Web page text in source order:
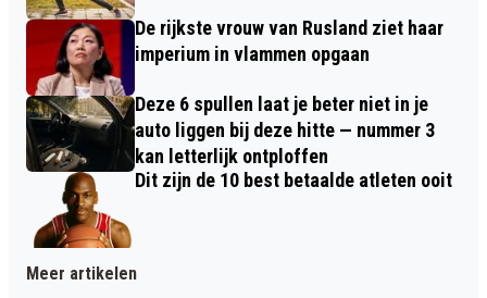
De rijkste vrouw van Rusland ziet haar
imperium in vlammen opgaan
Deze 6 spullen laat je beter niet in je
auto liggen bij deze hitte — nummer 3
kan letterlijk ontploffen
Dit zijn de 10 best betaalde atleten ooit
Meer artikelen